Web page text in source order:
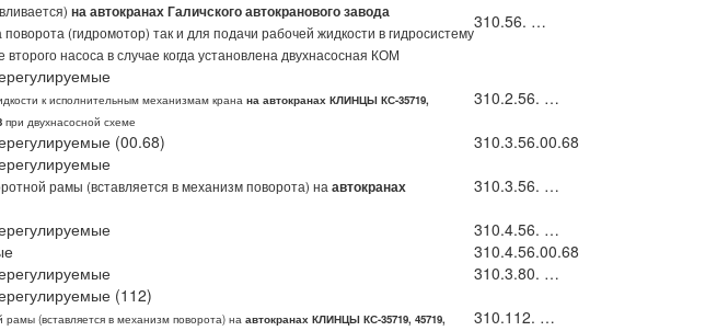
на автокранах Галичского автокранового завода
(гидромотор) так и для подачи рабочей жидкости в гидросистему
второго насоса в случае когда установлена двухнасосная КОМ
310.56. …
к исполнительным механизмам крана на автокранах КЛИНЦЫ КС-35719,
при двухнасосной схеме
310.2.56. …
(00.68)
310.3.56.00.68
рамы (вставляется в механизм поворота) на автокранах
310.3.56. …
310.4.56. …
310.4.56.00.68
310.3.80. …
(112)
(вставляется в механизм поворота) на автокранах КЛИНЦЫ КС-35719, 45719,
310.112. …